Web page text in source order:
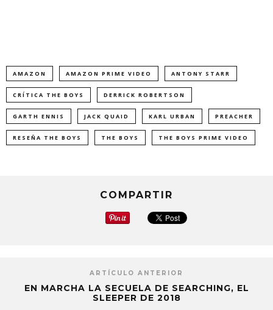
AMAZON AMAZON PRIME VIDEO ANTONY STARR
CRÍTICA THE BOYS DERRICK ROBERTSON
GARTH ENNIS JACK QUAID KARL URBAN PREACHER
RESEÑA THE BOYS THE BOYS THE BOYS PRIME VIDEO
COMPARTIR
ARTÍCULO ANTERIOR
EN MARCHA LA SECUELA DE SEARCHING, EL
SLEEPER DE 2018